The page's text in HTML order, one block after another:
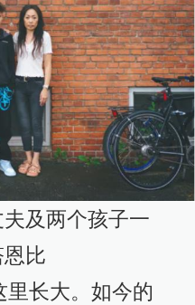
及两个孩子一
比
里长大。如今的